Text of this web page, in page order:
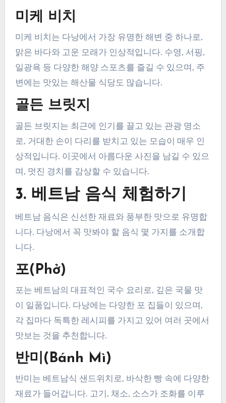
미케 비치
미케 비치는 다낭에서 가장 유명한 해변 중 하나로,
맑은 바다와 고운 모래가 인상적입니다. 수영, 서핑,
일광욕 등 다양한 해양 스포츠를 즐길 수 있으며, 주
변에는 맛있는 해산물 식당도 많습니다.
골든 브릿지
골든 브릿지는 최근에 인기를 끌고 있는 관광 명소
로, 거대한 손이 다리를 받치고 있는 모습이 매우 인
상적입니다. 이곳에서 아름다운 사진을 남길 수 있으
며, 멋진 경치를 감상할 수 있습니다.
3. 베트남 음식 체험하기
베트남 음식은 신선한 재료와 풍부한 맛으로 유명합
니다. 다낭에서 꼭 맛봐야 할 음식 몇 가지를 소개합
니다.
포(Phở)
포는 베트남의 대표적인 국수 요리로, 깊은 국물 맛
이 일품입니다. 다낭에는 다양한 포 집들이 있으며,
각 집마다 독특한 레시피를 가지고 있어 여러 곳에서
맛보는 것을 추천합니다.
반미(Bánh Mì)
반미는 베트남식 샌드위치로, 바삭한 빵 속에 다양한
재료가 들어갑니다. 고기, 채소, 소스가 조화를 이루